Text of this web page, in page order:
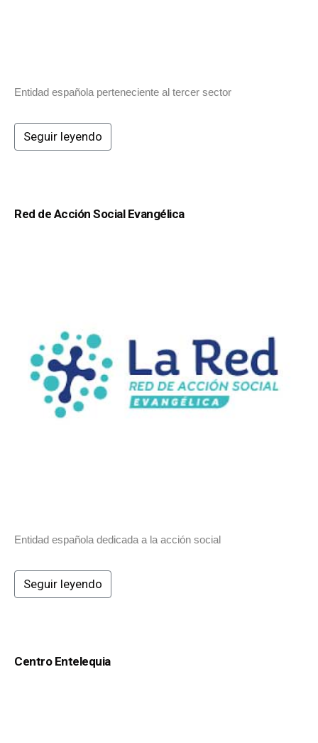
Entidad española perteneciente al tercer sector
Seguir leyendo
Red de Acción Social Evangélica
Entidad española dedicada a la acción social
Seguir leyendo
Centro Entelequia